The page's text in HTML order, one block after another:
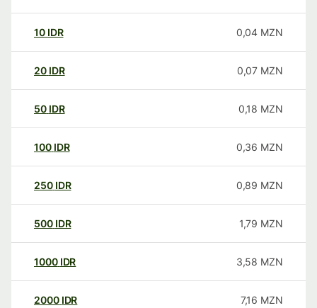
10 IDR 0,04 MZN
20 IDR 0,07 MZN
50 IDR 0,18 MZN
100 IDR 0,36 MZN
250 IDR 0,89 MZN
500 IDR 1,79 MZN
1000 IDR 3,58 MZN
2000 IDR 7,16 MZN